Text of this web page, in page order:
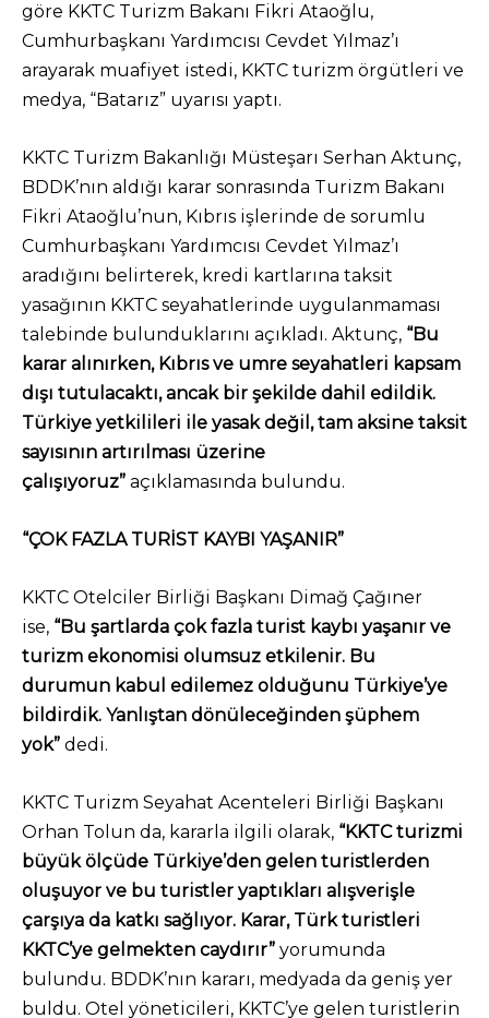
göre KKTC Turizm Bakanı Fikri Ataoğlu,
Cumhurbaşkanı Yardımcısı Cevdet Yılmaz’ı
arayarak muafiyet istedi, KKTC turizm örgütleri ve
medya, “Batarız” uyarısı yaptı.
KKTC Turizm Bakanlığı Müsteşarı Serhan Aktunç,
BDDK’nın aldığı karar sonrasında Turizm Bakanı
Fikri Ataoğlu’nun, Kıbrıs işlerinde de sorumlu
Cumhurbaşkanı Yardımcısı Cevdet Yılmaz’ı
aradığını belirterek, kredi kartlarına taksit
yasağının KKTC seyahatlerinde uygulanmaması
talebinde bulunduklarını açıkladı. Aktunç, “Bu
karar alınırken, Kıbrıs ve umre seyahatleri kapsam
dışı tutulacaktı, ancak bir şekilde dahil edildik.
Türkiye yetkilileri ile yasak değil, tam aksine taksit
sayısının artırılması üzerine
çalışıyoruz” açıklamasında bulundu.
“ÇOK FAZLA TURİST KAYBI YAŞANIR”
KKTC Otelciler Birliği Başkanı Dimağ Çağıner
ise, “Bu şartlarda çok fazla turist kaybı yaşanır ve
turizm ekonomisi olumsuz etkilenir. Bu
durumun kabul edilemez olduğunu Türkiye’ye
bildirdik. Yanlıştan dönüleceğinden şüphem
yok” dedi.
KKTC Turizm Seyahat Acenteleri Birliği Başkanı
Orhan Tolun da, kararla ilgili olarak, “KKTC turizmi
büyük ölçüde Türkiye’den gelen turistlerden
oluşuyor ve bu turistler yaptıkları alışverişle
çarşıya da katkı sağlıyor. Karar, Türk turistleri
KKTC’ye gelmekten caydırır” yorumunda
bulundu. BDDK’nın kararı, medyada da geniş yer
buldu. Otel yöneticileri, KKTC’ye gelen turistlerin